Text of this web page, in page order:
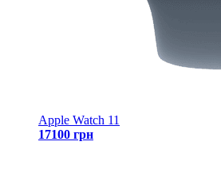
Apple Watch 11
17100 грн